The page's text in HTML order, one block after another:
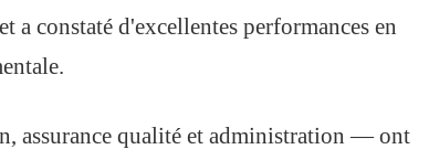
a constaté d'excellentes performances en
assurance qualité et administration — ont